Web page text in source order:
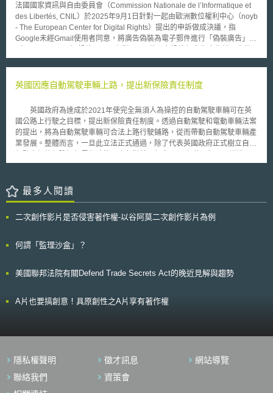
步及其他同類公司發現：要在經濟快速成長的東南亞經營，未必是一件輕而
易舉的事情。傳統計程車業者揚言要控告政府，以促其保護在馬尼拉攬客維
生的27,000部計程車。 「世界各地政府均瞭解計程車業者投資多少於
經營，卻僅有菲律賓的業者未受保護。」菲律賓全國計程車駕駛協會主席
Jesus Manuel Suntay對路透社如是說。 根據日本獨立行政法人國際協
力機構估計，馬尼拉因交通阻塞，每日生產力損失的價值高達5,700萬美元
之譜。
會對無人機運送貨物之信賴，以求提升運輸效率、節省人力成本。適用對象
為非屬航空法第132條規定須申請許可之空域，但於目視範圍外飛行並運送
貨物之無人機。 本指引公布後，國土交通省與環境省於相關提案中選
出5個人口非密集區，以進行之無人機運輸貨物（ドローン物流）實驗。首
功運抵位於南方約9公里處的浪江郵局，耗時16分鐘。本次實驗係首次成功
星定位資訊，並監看無人機上搭載相機傳回的畫面。日本郵政計畫未來1年
內，每個月將有6天以無人機運送2公斤內的傳單等物品。國土交通省與環境
省計畫於年底前完成另外3個地區的實驗，並統整結果驗證是否能解決山間
等人口非密集區，因貨物乘載率低而運輸效率低落，以及降低排碳量等課
題。
法國國家資訊與自由委員會（Commission Nationale de l’Informatique et
des Libertés, CNIL）於2025年9月1日針對一起由歐洲數位權利中心（noyb
- The European Center for Digital Rights）提出的申訴做成決議，指
Google未經Gmail使用者同意，將廣告偽裝為電子郵件進行「偽裝廣告」
於Gmail帳號申請流程中提供當事人提供較少cookies、選擇非個人化之通用
des communications électroniques）與《資訊與自由法》（loi
善。以下節錄摘要該裁決之重點： 一、 偽裝成電子郵件的偽裝廣告與電子
郵件廣告均須獲當事人同意始得投放 歐盟《電子隱私指令》第13條1項及法
國《電子通訊法》規定，電子郵件直接推銷（direct marketing）僅在其目
標是已事先給予同意的使用者時被允許。CNIL，依循歐盟法院（CJEU）判
狹義的電子郵件，僅僅因其在通常專門用於私人電子郵件的空間中展示，就
足以認為這些廣告是透過使用者電子郵件收件匣傳遞的廣告，屬於電子郵件
廣告，而與出現在郵件列表旁邊且獨立分開的廣告横幅不同，後者非屬電子
（European Data Protection Board, EDPB）第2024/08號關於「同意與付
件。換言之，以「cookie wall」（註：拒絕cookie的蒐集即無法獲得服務之
網站設計）取得之當事人「同意」，非當然不自由或無效。CNIL認為，在
上，要求服務申請者須接受投放廣告的cookie是合法的。惟CNIL認為，這
集為投放個人化廣告之cookies的當事人有效同意，亦即：在個人化廣告處
「等值的替代選項」，亦即通用廣告，並完全且清晰地了解其選擇的價值、
絕機制設計得比接受機制更複雜，實際上阻礙了使用者拒絕隱私干預程度更
高的cookies。這種拒絕途徑偏袒了允許個人化廣告的cookies的同意，從而
英國因應自動駕駛車輛上路，提出新保險責任制度
英國政府為達成於2021年使完全無須人為操控的自動駕駛車輛可在英
國公路上行駛之目標，提出新保險責任制度。透過自動駕駛和電動車輛法案
的提出，將為自動駕駛車輛可合法上路行駛鋪路，從而帶動自動駕駛車輛產
業發展。整體而言，一旦此立法正式通過，除了代表英國政府正式樹立自動
步。
最多人閱讀
二次創作影片是否侵害著作權-以谷阿莫二次創作影片為例
何謂「監理沙盒」？
美國聯邦法院有關Defend Trade Secrets Act的晚近見解與趨勢
A片也要搞創意！具原創性之A片享有著作權
隱私權聲明 徵才訊息
網站導覽
聯絡我們
資策會